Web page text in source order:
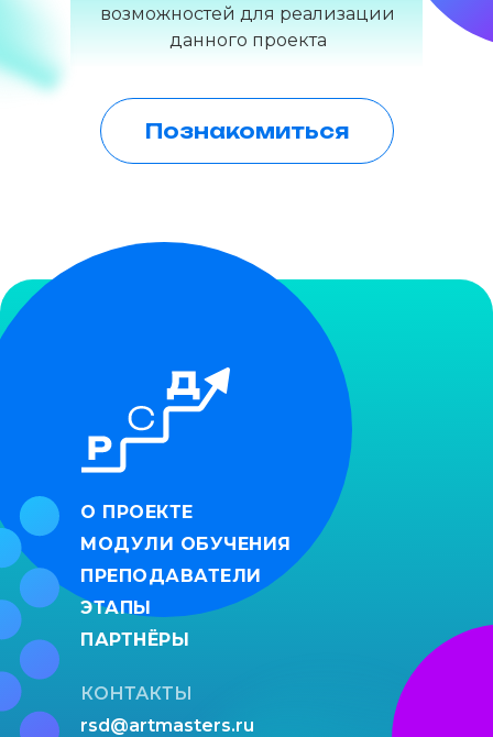
возможностей для реализации
данного проекта
Познакомиться
КОНТАКТЫ
rsd@artmasters.ru
О ПРОЕКТЕ
МОДУЛИ ОБУЧЕНИЯ
ПРЕПОДАВАТЕЛИ
ЭТАПЫ
ПАРТНЁРЫ